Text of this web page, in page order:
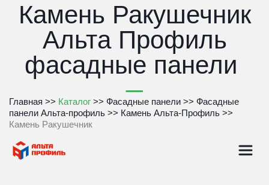
Камень Ракушечник
Альта Профиль
фасадные панели
Главная >> Каталог >> Фасадные панели >> Фасадные
панели Альта-профиль >> Камень Альта-Профиль >>
Камень Ракушечник